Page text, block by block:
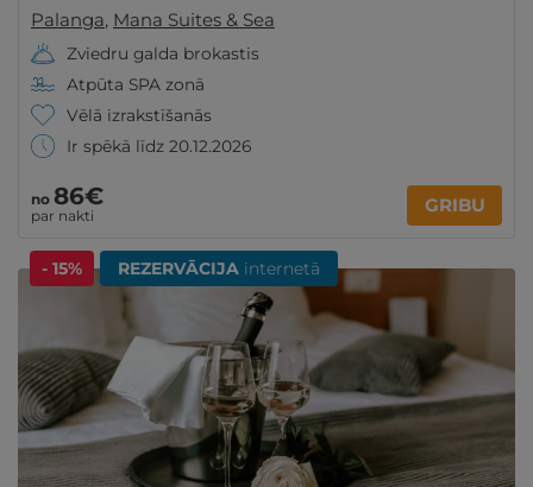
Palanga, Mana Suites & Sea
Zviedru galda brokastis
Atpūta SPA zonā
Vēlā izrakstīšanās
Ir spēkā līdz 20.12.2026
no 86€
par nakti GRIBU
- 15% REZERVĀCIJA internetā